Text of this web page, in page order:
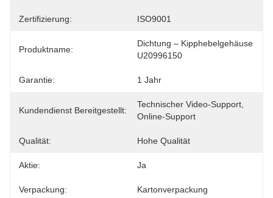
Zertifizierung: ISO9001
Produktname:
Dichtung – Kipphebelgehäuse
U20996150
Garantie: 1 Jahr
Kundendienst Bereitgestellt:
Technischer Video-Support,
Online-Support
Qualität: Hohe Qualität
Aktie: Ja
Verpackung: Kartonverpackung